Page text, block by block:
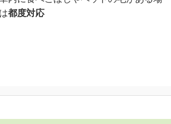
都度対応